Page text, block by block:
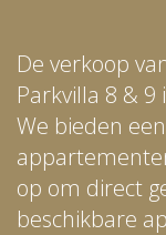
De verkoop
Parkvilla 8 &
We bieden
op om direct
beschikbare